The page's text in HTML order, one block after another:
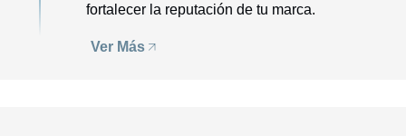
fortalecer la reputación de tu marca.
Ver Más